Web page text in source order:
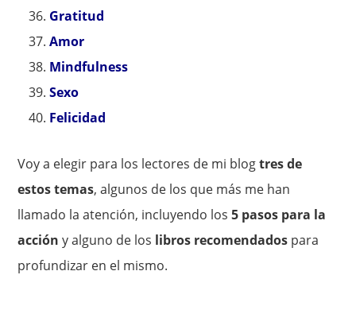
Gratitud
Amor
Mindfulness
Sexo
Felicidad
Voy a elegir para los lectores de mi blogtres de
estos temas, algunos de los que más me han
llamado la atención, incluyendo los5 pasos para la
acción y alguno de los libros recomendados para
profundizar en el mismo.